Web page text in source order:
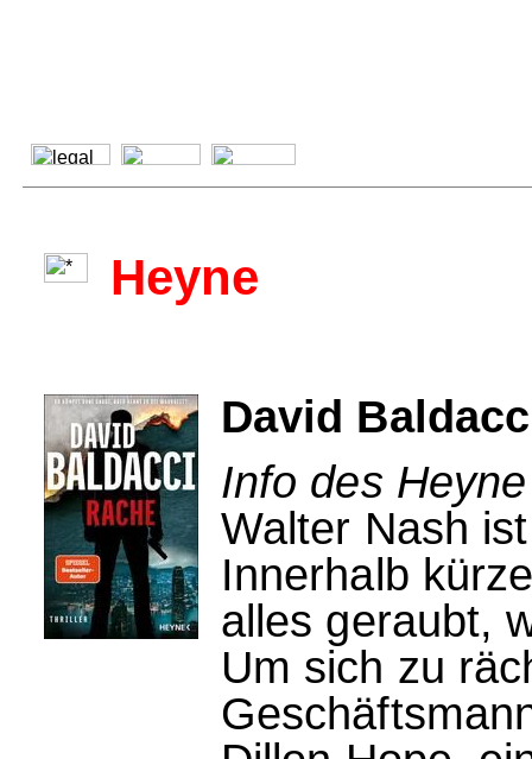
Heyne
David
Info des
Walter Nash
Innerhalb
alles geraubt,
Um sich zu